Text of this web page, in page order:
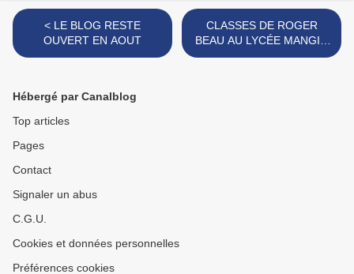
< LE BLOG RESTE
OUVERT EN AOUT
CLASSES DE ROGER
BEAU AU LYCÉE MANGIN
1948-55 >
Hébergé par Canalblog
Top articles
Pages
Contact
Signaler un abus
C.G.U.
Cookies et données personnelles
Préférences cookies